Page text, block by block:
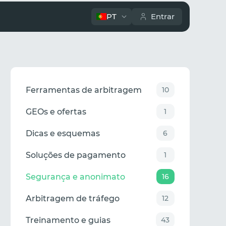
PT Entrar
Ferramentas de arbitragem 10
GEOs e ofertas 1
Dicas e esquemas 6
Soluções de pagamento 1
Segurança e anonimato 16
Arbitragem de tráfego 12
Treinamento e guias 43